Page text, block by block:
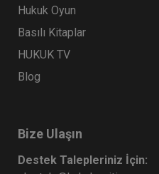
Hukuk Oyun
Basılı Kitaplar
HUKUK TV
Blog
Bize Ulaşın
Destek Talepleriniz İçin: